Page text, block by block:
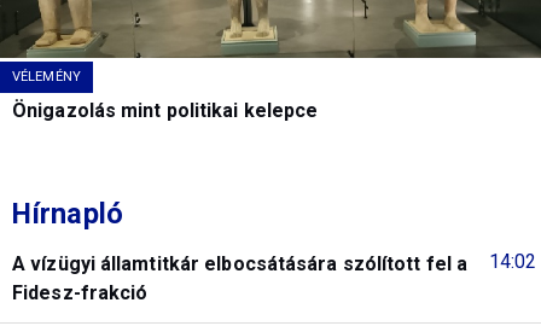
VÉLEMÉNY
Önigazolás mint politikai kelepce
Hírnapló
14:02
A vízügyi államtitkár elbocsátására szólított fel a
Fidesz-frakció